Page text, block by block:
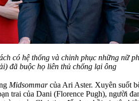
có hệ thống và chinh phục những nữ
đã buộc họ liên thủ chống lại ông
Midsommarcủa Ari Aster. Xuyên suốt
trai của Dani (Florence Pugh), người